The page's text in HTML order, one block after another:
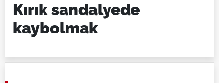
Kırık sandalyede
kaybolmak